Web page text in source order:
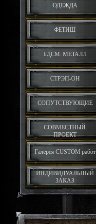
ОДЕЖДА
ФЕТИШ
БДСМ. МЕТАЛЛ
СТРЭП-ОН
СОПУТСТВУЮЩИЕ
СОВМЕСТНЫЙ
ПРОЕКТ
Галерея CUSTOM работ
ИНДИВИДУАЛЬНЫЙ
ЗАКАЗ